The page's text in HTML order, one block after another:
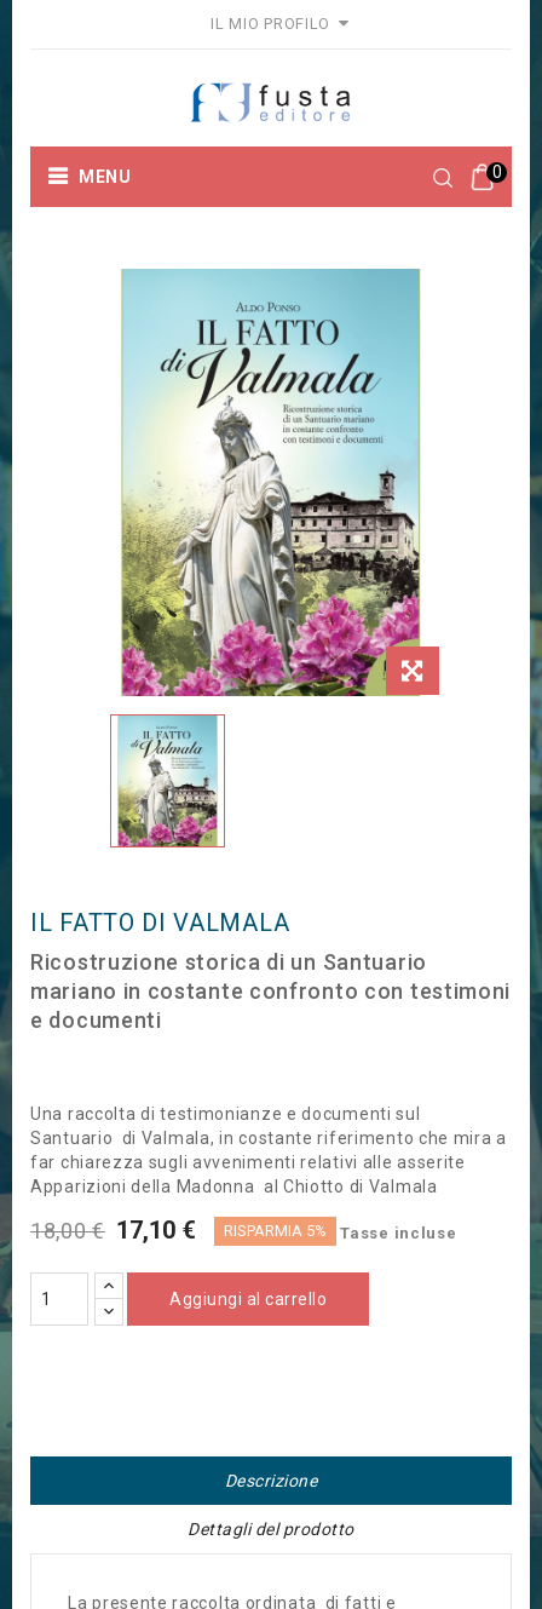
IL MIO PROFILO
0
MENU
IL FATTO DI VALMALA
Ricostruzione storica di un Santuario
mariano in costante confronto con testimoni
e documenti
Una raccolta di testimonianze e documenti sul
Santuario di Valmala, in costante riferimento che mira a
far chiarezza sugli avvenimenti relativi alle asserite
Apparizioni della Madonna al Chiotto di Valmala
18,00 € 17,10 € RISPARMIA 5% Tasse incluse
Aggiungi al carrello
Descrizione
Dettagli del prodotto
La presente raccolta ordinata di fatti e